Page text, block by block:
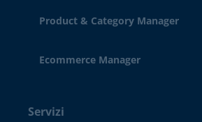
Product & Category Manager
Ecommerce Manager
Servizi